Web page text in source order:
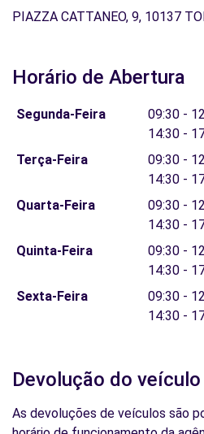
PIAZZA CATTANEO, 9, 10137
Horário de Abertura
Segunda-Feira
09:30 -
14:30 -
Terça-Feira
09:30 -
14:30 -
Quarta-Feira
09:30 -
14:30 -
Quinta-Feira
09:30 -
14:30 -
Sexta-Feira
09:30 -
14:30 -
Devolução do veículo
As devoluções de veículos são